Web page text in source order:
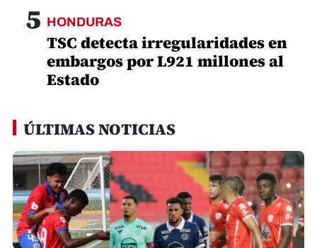
5 HONDURAS
TSC detecta irregularidades en
embargos por L921 millones al
Estado
ÚLTIMAS NOTICIAS